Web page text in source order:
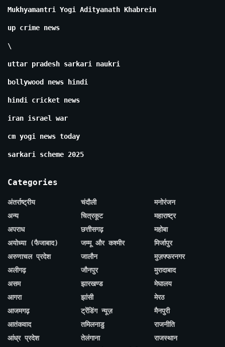
Mukhyamantri Yogi Adityanath Khabrein
up crime news
\
uttar pradesh sarkari naukri
bollywood news hindi
hindi cricket news
iran israel war
cm yogi news today
sarkari scheme 2025
Categories
अंतर्राष्ट्रीय
अन्य
अपराध
अयोध्या (फैजाबाद)
अरुणाचल प्रदेश
अलीगढ़
असम
आगरा
आजमगढ़
आतंकवाद
आंध्र प्रदेश
चंदौली
चित्रकूट
छत्तीसगढ़
जम्मू और कश्मीर
जालौन
जौनपुर
झारखण्ड
झांसी
ट्रेंडिंग न्यूज़
तमिलनाडु
तेलंगाना
मनोरंजन
महाराष्ट्र
महोबा
मिर्जापुर
मुज़फ्फरनगर
मुरादाबाद
मेघालय
मेरठ
मैनपुरी
राजनीति
राजस्थान